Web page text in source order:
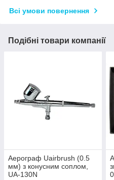
Всі умови повернення
Подібні товари компанії
Аерограф Uairbrush (0.5
мм) з конусним соплом,
UA-130N